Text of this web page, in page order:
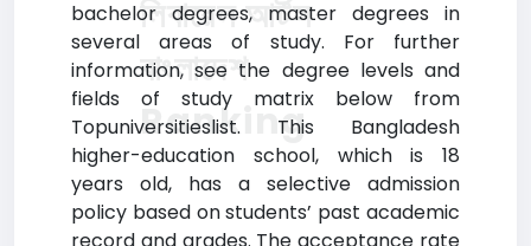
bachelor degrees, master degrees in
several areas of study. For further
information, see the degree levels and
fields of study matrix below from
Topuniversitieslist. This Bangladesh
higher-education school, which is 18
years old, has a selective admission
policy based on students’ past academic
লিবারেল আর্টস
বাংলাদেশ
Ranking